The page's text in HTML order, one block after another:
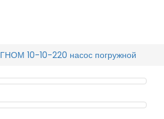
ГНОМ 10-10-220 насос погружной